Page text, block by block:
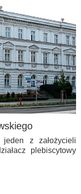
z założycieli
plebiscytowy